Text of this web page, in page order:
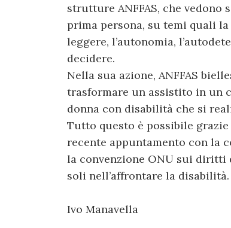
strutture ANFFAS, che
prima persona, su temi quali
leggere, l’autonomia,
decidere.
Nella sua azione, ANFFAS
trasformare un assistito in un
donna con disabilità che si
Tutto questo è possibile
recente appuntamento con la
la convenzione ONU sui diritti
soli nell’affrontare la disabilità.
Ivo Manavella